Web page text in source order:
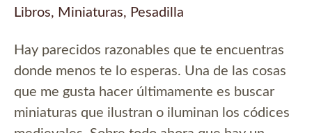
Libros, Miniaturas, Pesadilla
Hay parecidos razonables que te encuentras
donde menos te lo esperas. Una de las cosas
que me gusta hacer últimamente es buscar
miniaturas que ilustran o iluminan los códices